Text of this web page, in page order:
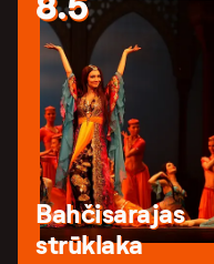
Bahčisarajas
strūklaka